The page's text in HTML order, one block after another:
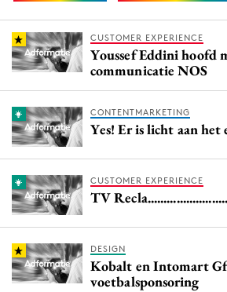
CUSTOMER EXPERIENCE
Youssef Eddini hoofd
communicatie NOS
CONTENTMARKETING
Yes! Er is licht aan
CUSTOMER EXPERIENCE
TV
DESIGN
Kobalt en Intomart
voetbalsponsoring